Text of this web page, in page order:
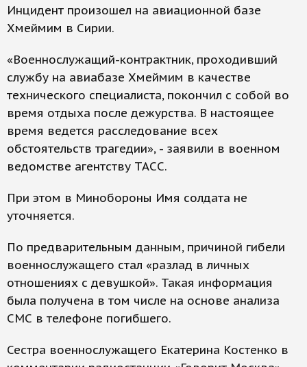
Инцидент произошел на авиационной базе
Хмеймим в Сирии.
«Военнослужащий-контрактник, проходивший
службу на авиабазе Хмеймим в качестве
технического специалиста, покончил с собой во
время отдыха после дежурства. В настоящее
время ведется расследование всех
обстоятельств трагедии», - заявили в военном
ведомстве агентству ТАСС.
При этом в Минобороны Имя солдата не
уточняется.
По предварительным данным, причиной гибели
военнослужащего стал «разлад в личных
отношениях с девушкой». Такая информация
была получена в том числе на основе анализа
СМС в телефоне погибшего.
Сестра военнослужащего Екатерина Костенко в